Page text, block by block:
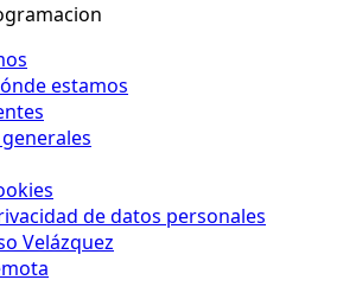
estamos
de datos personales
Velázquez